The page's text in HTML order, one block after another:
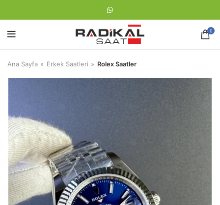
0
Ana Sayfa Erkek Saatleri Rolex Saatler